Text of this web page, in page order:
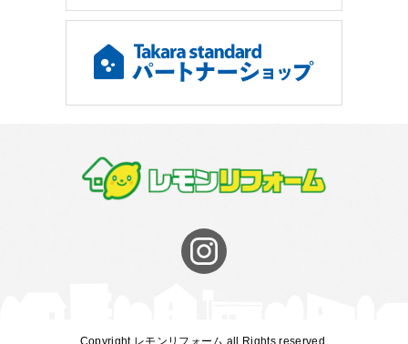
Copyright レモンリフォーム all Rights reserved.